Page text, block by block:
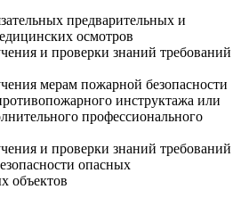
предварительных и
осмотров
и проверки знаний требований
мерам пожарной безопасности
инструктажа или
профессионального
и проверки знаний требований
опасных
объектов